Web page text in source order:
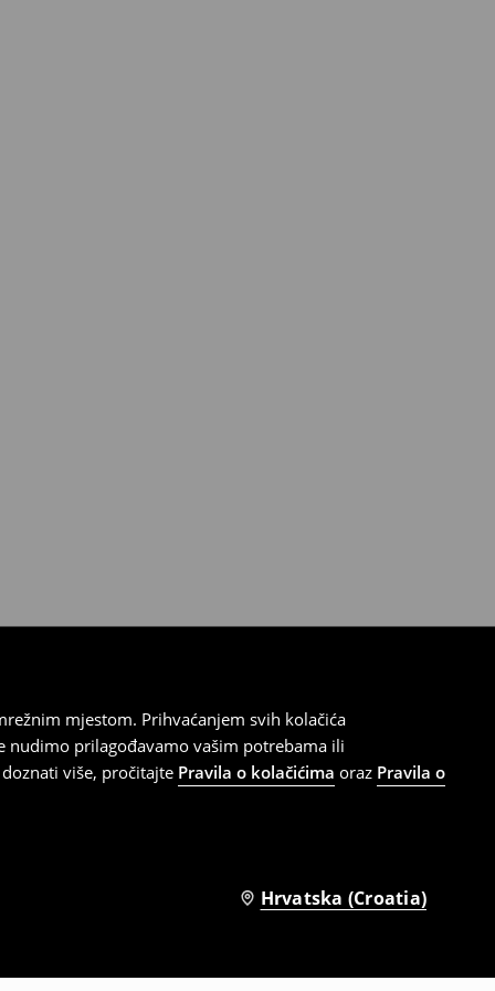
mjestom. Prihvaćanjem svih kolačića
nudimo prilagođavamo vašim potrebama ili
više, pročitajte Pravila o kolačićima oraz Pravila o
Hrvatska (Croatia)